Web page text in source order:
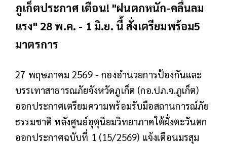
ภูเก็ตประกาศ เตือน! "ฝนตกหนัก-คลื่นลม
แรง" 28 พ.ค. - 1 มิ.ย. นี้ สั่งเตรียมพร้อม5
มาตรการ
27 พฤษภาคม 2569 - กองอำนวยการป้องกันและ
บรรเทาสาธารณภัยจังหวัดภูเก็ต (กอ.ปภ.จ.ภูเก็ต)
ออกประกาศเตรียมความพร้อมรับมือสถานการณ์ภัย
ธรรมชาติ หลังศูนย์อุตุนิยมวิทยาภาคใต้ฝั่งตะวันตก
ออกประกาศฉบับที่ 1 (15/2569) แจ้งเตือนมรสุม